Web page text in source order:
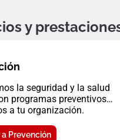
y
la seguridad y la salud
programas preventivos
a tu organización.
Prevención